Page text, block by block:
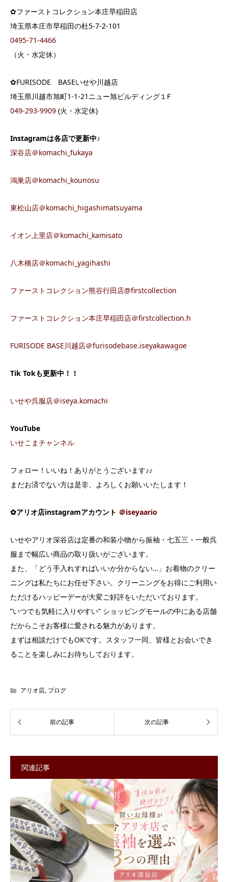
✿ファーストコレクション本庄早稲田店
埼玉県本庄市早稲田の杜5-7-2-101
0495-71-4466
（火・水定休）
✿FURISODE BASEいせや川越店
埼玉県川越市旭町1-1-21ニュー旭ビルディング１F
049-293-9909 (火・水定休)
Instagramは各店で更新中♪
深谷店＠komachi_fukaya
鴻巣店＠komachi_kounosu
東松山店＠komachi_higashimatsuyama
イオン上里店＠komachi_kamisato
八木橋店＠komachi_yagihashi
ファーストコレクション熊谷行田店@firstcollection
ファーストコレクション本庄早稲田店＠firstcollection.h
FURISODE BASE川越店＠furisodebase.iseyakawagoe
Tik Tokも更新中！！
いせや呉服店＠iseya.komachi
YouTube
いせこまチャンネル
フォロー！いいね！ありがとうございます♪♪
まだお済でない方は是非、よろしくお願いいたします！
✿アリオ店instagramアカウント ＠iseyaario
いせやアリオ深谷店は定番の和装小物から振袖・七五三・一般呉
服まで幅広い商品の取り扱いがございます。
また、「どう手入れすればいいか分からない…」お着物のクリー
ニングは私たちにお任せ下さい。クリーニングをお得にご利用い
ただけるハッピーデーが大変ご好評をいただいております。
”いつでも気軽に入りやすい” ショッピングモールの中にある店舗
だからこそお客様に愛される魅力があります。
まずは相談だけでもOKです。スタッフ一同、皆様とお会いでき
ることを楽しみにお待ちしております。
アリオ店, ブログ
関連記事